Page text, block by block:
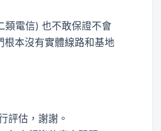
類電信) 也不敢保證不會
根本沒有實體線路和基地
評估，謝謝。